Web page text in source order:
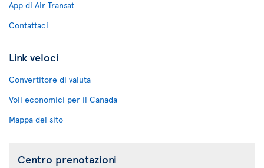
App di Air Transat
Contattaci
Link veloci
Convertitore di valuta
Voli economici per il Canada
Mappa del sito
Centro prenotazioni